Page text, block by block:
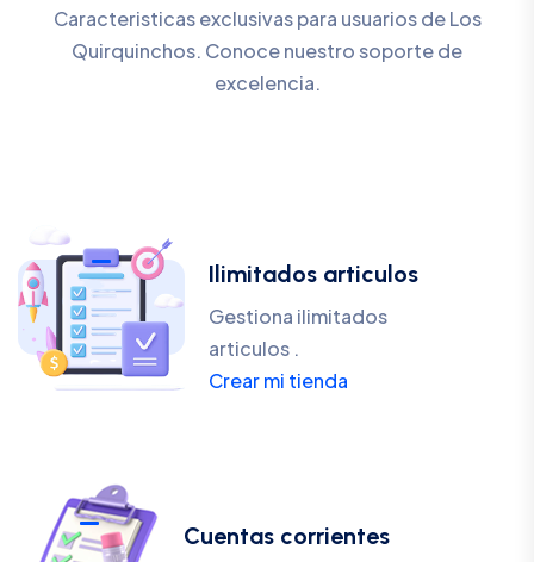
Caracteristicas exclusivas para usuarios de Los
Quirquinchos. Conoce nuestro soporte de
excelencia.
Ilimitados articulos
Gestiona ilimitados
articulos .
Crear mi tienda
Cuentas corrientes